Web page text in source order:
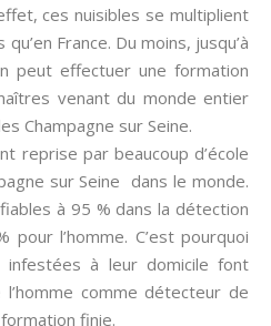
ces nuisibles se multiplient
France. Du moins, jusqu’à
peut effectuer une formation
venant du monde entier
Champagne sur Seine.
reprise par beaucoup d’école
sur Seine dans le monde.
à 95 % dans la détection
l’homme. C’est pourquoi
à leur domicile font
comme détecteur de
finie.